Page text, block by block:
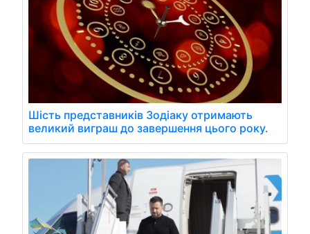
Шість представників Зодіаку отримають
великий виграш до завершення цього року.